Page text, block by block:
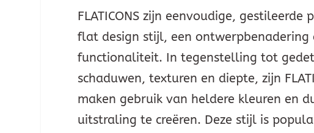
FLATICONS zijn eenvoudige,
flat design stijl, een ontwerpbenadering
functionaliteit. In tegenstelling tot
schaduwen, texturen en diepte, zijn
maken gebruik van heldere kleuren en
uitstraling te creëren. Deze stijl is